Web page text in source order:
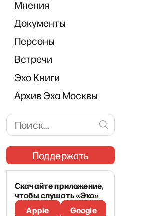
Мнения
Документы
Персоны
Встречи
Эхо Книги
Архив Эха Москвы
Поддержать
Скачайте приложение,
чтобы слушать «Эхо»
Apple
Google
4 апреля